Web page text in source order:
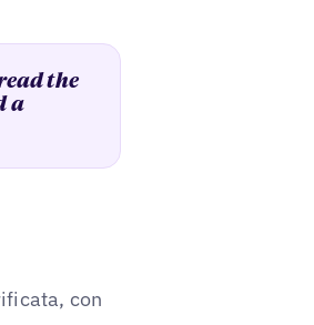
the
a
con